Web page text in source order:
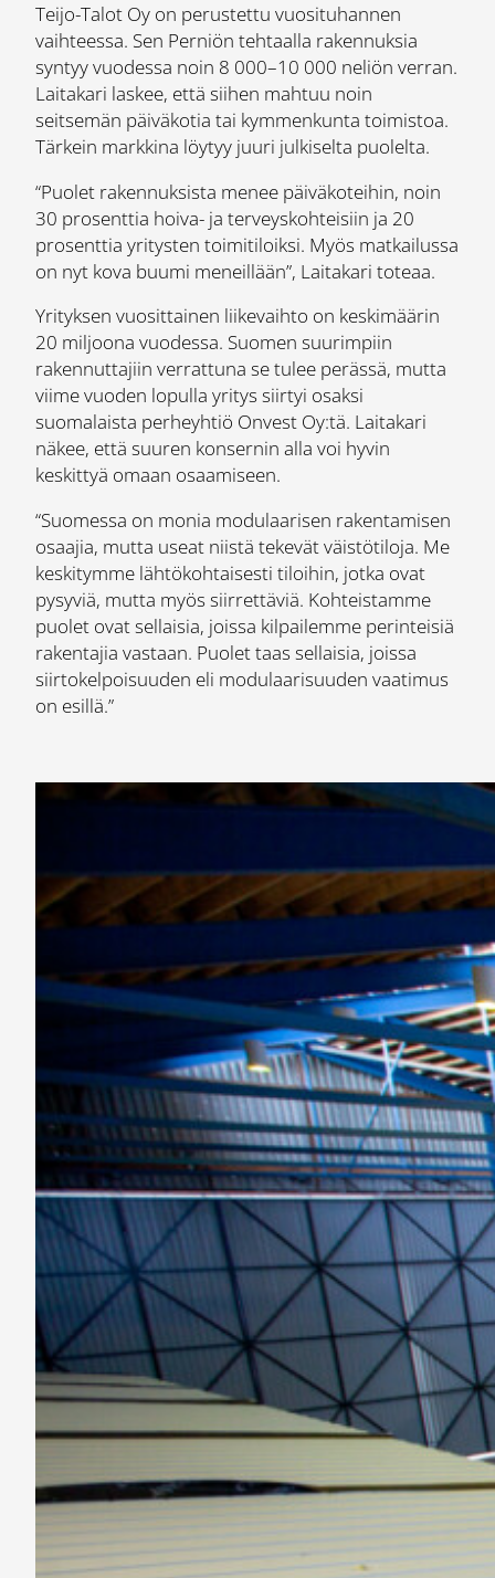
Teijo-Talot Oy on perustettu vuosituhannen
vaihteessa. Sen Perniön tehtaalla rakennuksia
syntyy vuodessa noin 8 000–10 000 neliön verran.
Laitakari laskee, että siihen mahtuu noin
seitsemän päiväkotia tai kymmenkunta toimistoa.
Tärkein markkina löytyy juuri julkiselta puolelta.
“Puolet rakennuksista menee päiväkoteihin, noin
30 prosenttia hoiva- ja terveyskohteisiin ja 20
prosenttia yritysten toimitiloiksi. Myös matkailussa
on nyt kova buumi meneillään”, Laitakari toteaa.
Yrityksen vuosittainen liikevaihto on keskimäärin
20 miljoona vuodessa. Suomen suurimpiin
rakennuttajiin verrattuna se tulee perässä, mutta
viime vuoden lopulla yritys siirtyi osaksi
suomalaista perheyhtiö Onvest Oy:tä. Laitakari
näkee, että suuren konsernin alla voi hyvin
keskittyä omaan osaamiseen.
“Suomessa on monia modulaarisen rakentamisen
osaajia, mutta useat niistä tekevät väistötiloja. Me
keskitymme lähtökohtaisesti tiloihin, jotka ovat
pysyviä, mutta myös siirrettäviä. Kohteistamme
puolet ovat sellaisia, joissa kilpailemme perinteisiä
rakentajia vastaan. Puolet taas sellaisia, joissa
siirtokelpoisuuden eli modulaarisuuden vaatimus
on esillä.”